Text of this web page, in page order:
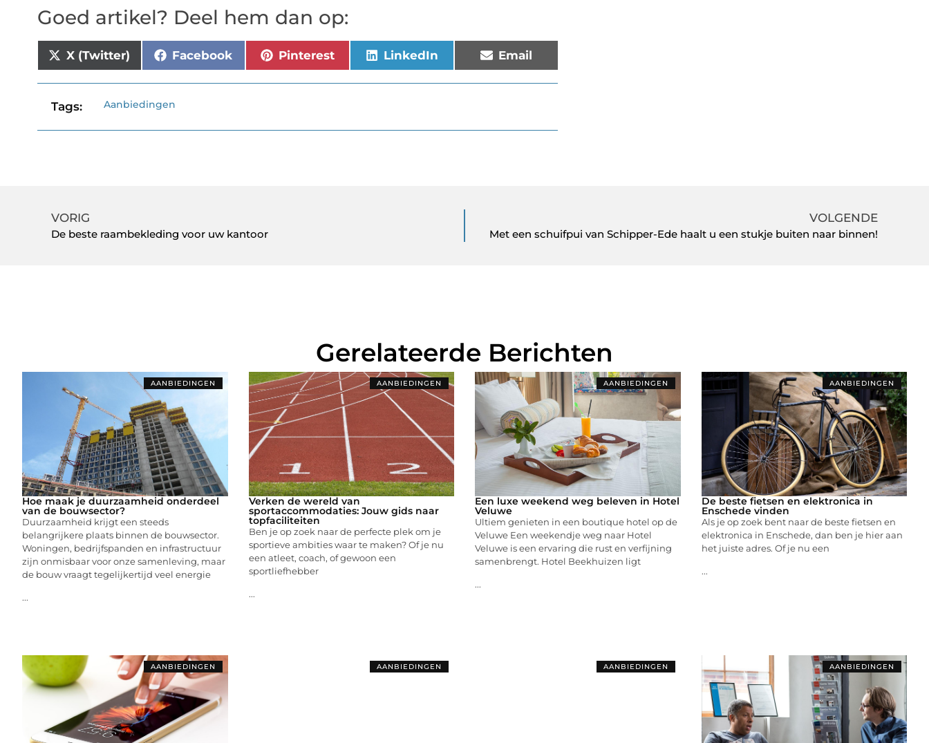
Goed artikel? Deel hem dan op:
X (Twitter) Facebook Pinterest LinkedIn Email
Tags: Aanbiedingen
VORIG
De beste raambekleding voor uw kantoor
VOLGENDE
Met een schuifpui van Schipper-Ede haalt u een stukje buiten naar binnen!
Gerelateerde Berichten
AANBIEDINGEN
Hoe maak je duurzaamheid onderdeel
van de bouwsector?
Duurzaamheid krijgt een steeds
belangrijkere plaats binnen de bouwsector.
Woningen, bedrijfspanden en infrastructuur
zijn onmisbaar voor onze samenleving, maar
de bouw vraagt tegelijkertijd veel energie
...
AANBIEDINGEN
Verken de wereld van
sportaccommodaties: Jouw gids naar
topfaciliteiten
Ben je op zoek naar de perfecte plek om je
sportieve ambities waar te maken? Of je nu
een atleet, coach, of gewoon een
sportliefhebber
...
AANBIEDINGEN
Een luxe weekend weg beleven in Hotel
Veluwe
Ultiem genieten in een boutique hotel op de
Veluwe Een weekendje weg naar Hotel
Veluwe is een ervaring die rust en verfijning
samenbrengt. Hotel Beekhuizen ligt
...
AANBIEDINGEN
De beste fietsen en elektronica in
Enschede vinden
Als je op zoek bent naar de beste fietsen en
elektronica in Enschede, dan ben je hier aan
het juiste adres. Of je nu een
...
AANBIEDINGEN AANBIEDINGEN AANBIEDINGEN AANBIEDINGEN